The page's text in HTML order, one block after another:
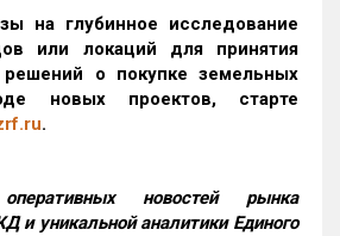
на глубинное исследование
или локаций для принятия
решений о покупке земельных
новых проектов, старте
.
новостей рынка
и уникальной аналитики Единого